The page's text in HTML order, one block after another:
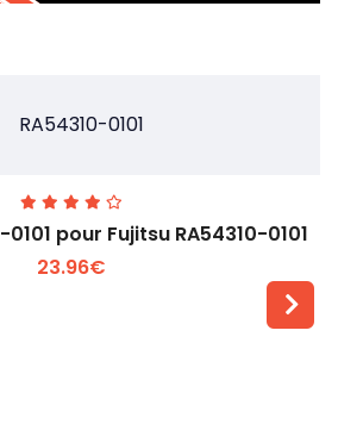
pour Fujitsu RA54310-0101
23.96€